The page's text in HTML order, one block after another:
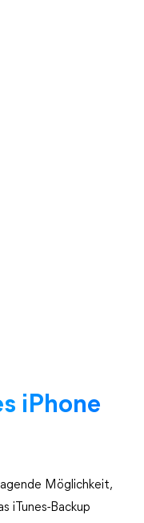
iPhone
Möglichkeit,
iTunes-Backup